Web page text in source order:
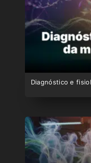
Diagnóstico e